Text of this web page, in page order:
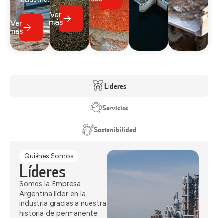
Ver
más
Ver
más
Líderes
Servicios
Sostenibilidad
Quiénes Somos
Líderes
Somos la Empresa
Argentina líder en la
industria gracias a nuestra
historia de permanente